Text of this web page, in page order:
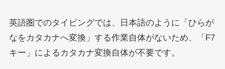
英語圏でのタイピングでは、日本語のように「ひらが
なをカタカナへ変換」する作業自体がないため、「F7
キー」によるカタカナ変換自体が不要です。